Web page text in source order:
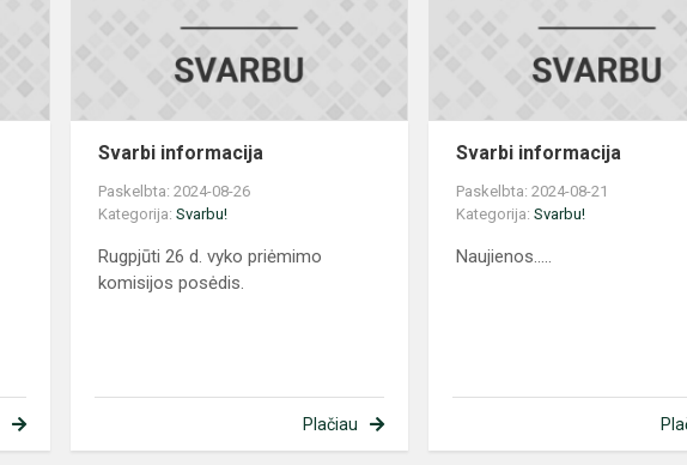
Svarbi informacija
Paskelbta: 2024-08-26
Kategorija:Svarbu!
Rugpjūti 26 d. vyko priėmimo
komisijos posėdis.
Plačiau
Svarbi informacija
Paskelbta: 2024-08-21
Kategorija:Svarbu!
Naujienos.....